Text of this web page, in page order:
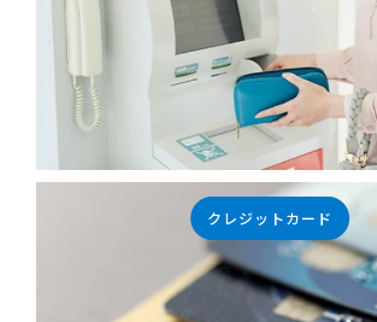
クレジットカード